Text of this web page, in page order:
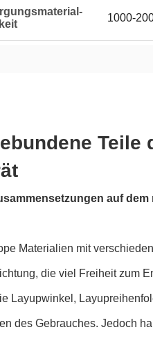
1000-
auf dem
Materialien mit
die viel Freiheit zum
Layupwinkel,
des Gebrauches. Jedoch